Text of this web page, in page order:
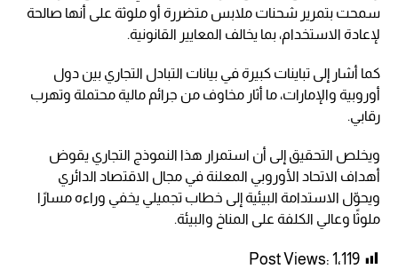
سمحت بتمرير شحنات ملابس متضررة أو ملوثة على أنها صالحة
لإعادة الاستخدام، بما يخالف المعايير القانونية.
كما أشار إلى تباينات كبيرة في بيانات التبادل التجاري بين دول
أوروبية والإمارات، ما أثار مخاوف من جرائم مالية محتملة وتهرب
رقابي.
ويخلص التحقيق إلى أن استمرار هذا النموذج التجاري يقوض
أهداف الاتحاد الأوروبي المعلنة في مجال الاقتصاد الدائري
ويحوّل الاستدامة البيئية إلى خطاب تجميلي يخفي وراءه مسارًا
ملوثًا وعالي الكلفة على المناخ والبيئة.
Post Views: 1٬119